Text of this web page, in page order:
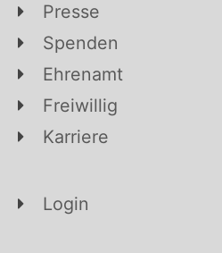
Presse
Spenden
Ehrenamt
Freiwillig
Karriere
Login